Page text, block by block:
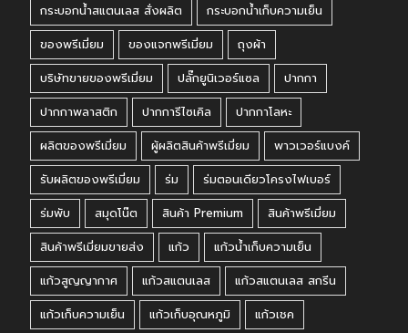
กระบอกน้ำสแตนเลส สั่งผลิต
กระบอกน้ำเก็บความเย็น
ของพรีเมี่ยม
ของแจกพรีเมี่ยม
ถุงผ้า
บริษัทขายของพรีเมี่ยม
ปลั๊กยูนิเวอร์แซล
ปากกา
ปากกาพลาสติก
ปากการีไซเคิล
ปากกาโลหะ
ผลิตของพรีเมี่ยม
ผู้ผลิตสินค้าพรีเมี่ยม
พาวเวอร์แบงค์
รับผลิตของพรีเมี่ยม
ร่ม
ร่มตอนเดียวโครงไฟเบอร์
ร่มพับ
สมุดโน๊ต สินค้า Premium
สินค้าพรีเมี่ยม
สินค้าพรีเมี่ยมขายส่ง
แก้ว
แก้วน้ำเก็บความเย็น
แก้วสูญญากาศ
แก้วสแตนเลส
แก้วสแตนเลส สกรีน
แก้วเก็บความเย็น
แก้วเก็บอุณหภูมิ
แก้วเชค